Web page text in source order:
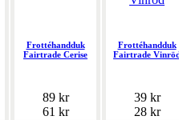
Frottéhandduk
Fairtrade Cerise
89 kr
61 kr
Frottéhandduk
Fairtrade
39 kr
28 kr